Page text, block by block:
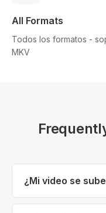
All Formats
Todos los formatos -
MKV
¿Mi video se
No, tu video nunca